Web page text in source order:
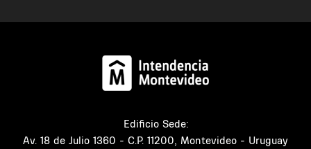
Edificio Sede:
Av. 18 de Julio 1360 - C.P. 11200, Montevideo - Uruguay